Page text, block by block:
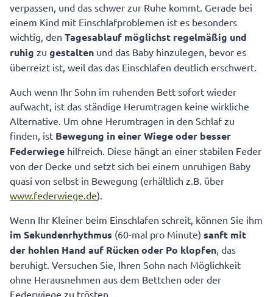
verpassen, und das schwer zur Ruhe kommt. Gerade bei
einem Kind mit Einschlafproblemen ist es besonders
wichtig, den Tagesablauf möglichst regelmäßig und
ruhig zu gestalten und das Baby hinzulegen, bevor es
überreizt ist, weil das das Einschlafen deutlich erschwert.
Auch wenn Ihr Sohn im ruhenden Bett sofort wieder
aufwacht, ist das ständige Herumtragen keine wirkliche
Alternative. Um ohne Herumtragen in den Schlaf zu
finden, ist Bewegung in einer Wiege oder besser
Federwiege hilfreich. Diese hängt an einer stabilen Feder
von der Decke und setzt sich bei einem unruhigen Baby
quasi von selbst in Bewegung (erhältlich z.B. über
www.federwiege.de).
Wenn Ihr Kleiner beim Einschlafen schreit, können Sie ihm
im Sekundenrhythmus (60-mal pro Minute) sanft mit
der hohlen Hand auf Rücken oder Po klopfen, das
beruhigt. Versuchen Sie, Ihren Sohn nach Möglichkeit
ohne Herausnehmen aus dem Bettchen oder der
Federwiege zu trösten.